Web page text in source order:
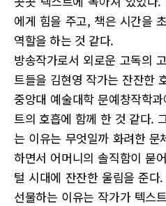
에게 힘을 주고, 책은 시간을
역할을 하는 것 같다.
방송작가로서 외로운 고독의
트들을 김현영 작가는 잔잔한
중앙대 예술대학 문예창작학
트의 호흡에 함께 한 것 같다.
는 이유는 무엇일까 화려한
하면서 어머니의 솔직함이 묻
털 시대에 잔잔한 울림을 준
선물하는 이유는 작가가 텍스